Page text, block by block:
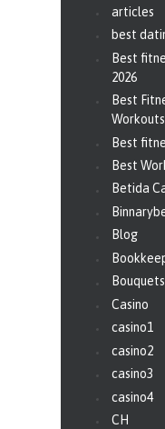
articles
best
Best
2026
Best
Best
Best
Betida
Blog
Bouquets
Casino
casino1
casino2
casino3
casino4
CH